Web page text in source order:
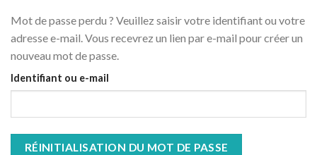
Mot de passe perdu ? Veuillez saisir votre identifiant ou votre
adresse e-mail. Vous recevrez un lien par e-mail pour créer un
nouveau mot de passe.
Identifiant ou e-mail
RÉINITIALISATION DU MOT DE PASSE